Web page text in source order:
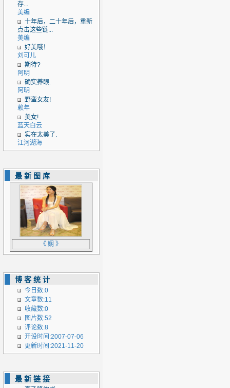
存...
美编
十年后，二十年后，重新
点击这些链...
美编
好美哦！
刘可儿
期待?
阿明
确实养眼.
阿明
野蛮女友!
赖年
美女!
蓝天白云
实在太美了.
江河湖海
最新图库
《 娴 》
博客统计
今日数:0
文章数:11
收藏数:0
图片数:52
评论数:8
开设时间:2007-07-06
更新时间:2021-11-20
最新链接